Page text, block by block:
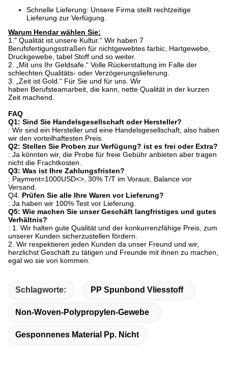
Schnelle Lieferung: Unsere Firma stellt rechtzeitige
Lieferung zur Verfügung.
Warum Hendar wählen Sie:
1." Qualität ist unsere Kultur.“ Wir haben 7
Berufsfertigungsstraßen für nichtgewebtes farbic, Hartgewebe,
Druckgewebe, tabel Stoff und so weiter.
2. „Mit uns Ihr Geldsafe.“ Volle Rückerstattung im Falle der
schlechten Qualitäts- oder Verzögerungslieferung.
3. „Zeit ist Gold.“ Für Sie und für uns. Wir
haben Berufsteamarbeit, die kann, nette Qualität in der kurzen
Zeit machend.
FAQ
Q1: Sind Sie Handelsgesellschaft oder Hersteller?
: Wir sind ein Hersteller und eine Handelsgesellschaft, also haben
wir den vorteilhaftesten Preis.
Q2: Stellen Sie Proben zur Verfügung? ist es frei oder Extra?
: Ja könnten wir, die Probe für freie Gebühr anbieten aber tragen
nicht die Frachtkosten.
Q3: Was ist Ihre Zahlungsfristen?
: Payment=1000USD<> , 30% T/T im Voraus, Balance vor
Versand.
Q4. Prüfen Sie alle Ihre Waren vor Lieferung?
: Ja haben wir 100% Test vor Lieferung.
Q5: Wie machen Sie unser Geschäft langfristiges und gutes
Verhältnis?
: 1. Wir halten gute Qualität und der konkurrenzfähige Preis, zum
unserer Kunden sicherzustellen fördern.
2. Wir respektieren jeden Kunden da unser Freund und wir,
herzlichst Geschäft zu tätigen und Freunde mit ihnen zu machen,
egal wo sie von kommen.
Schlagworte: PP Spunbond Vliesstoff
Non-Woven-Polypropylen-Gewebe
Gesponnenes Material Pp. Nicht